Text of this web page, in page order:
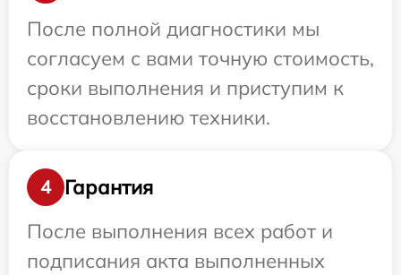
После полной диагностики мы
согласуем с вами точную стоимость,
сроки выполнения и приступим к
восстановлению техники.
4
Гарантия
После выполнения всех работ и
подписания акта выполненных